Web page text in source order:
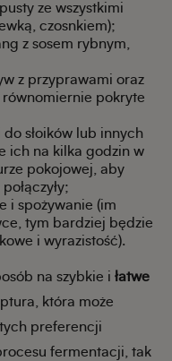
ze wszystkimi
czosnkiem);
z sosem rybnym,
z przyprawami oraz
równomiernie pokryte
do słoików lub innych
ich na kilka godzin w
pokojowej, aby
i spożywanie (im
tym bardziej będzie
i wyrazistość).
na szybkie i łatwe
która może
preferencji
fermentacji, tak